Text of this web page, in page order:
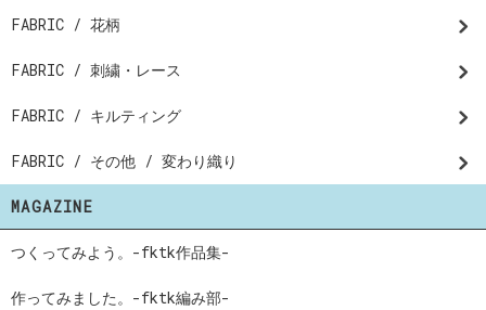
FABRIC / 花柄
FABRIC / 刺繍・レース
FABRIC / キルティング
FABRIC / その他 / 変わり織り
MAGAZINE
つくってみよう。-fktk作品集-
作ってみました。-fktk編み部-